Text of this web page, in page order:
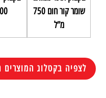
שומר קור חום 750
מ”ל
לצפיה בקטלוג